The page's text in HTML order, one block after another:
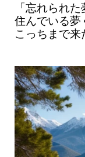
「忘れられ
住んでいる夢
こっちまで来